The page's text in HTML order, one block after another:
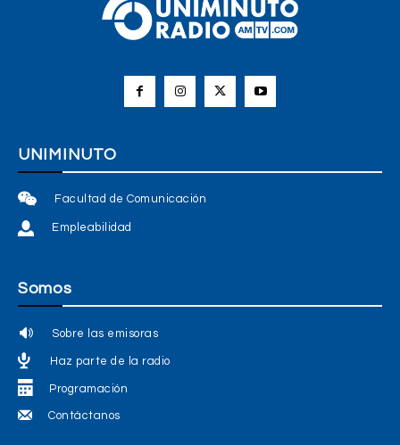
UNIMINUTO
Facultad de Comunicación
Empleabilidad
Somos
Sobre las emisoras
Haz parte de la radio
Programación
Contáctanos